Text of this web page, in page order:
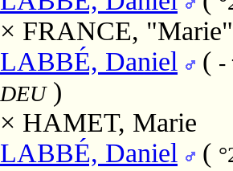
× FRANCE,
LABBÉ, Daniel
( -
DEU)
× HAMET, Marie
LABBÉ, Daniel
(